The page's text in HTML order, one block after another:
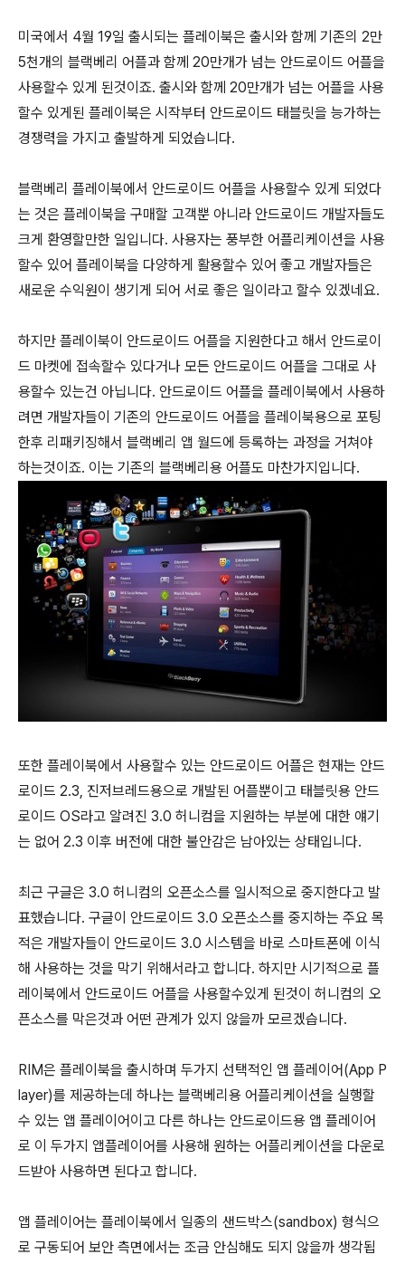
미국에서 4월 19일 출시되는 플레이북은 출시와 함께 기존의 2만
5천개의 블랙베리 어플과 함께 20만개가 넘는 안드로이드 어플을
사용할수 있게 된것이죠. 출시와 함께 20만개가 넘는 어플을 사용
할수 있게된 플레이북은 시작부터 안드로이드 태블릿을 능가하는
경쟁력을 가지고 출발하게 되었습니다.
블랙베리 플레이북에서 안드로이드 어플을 사용할수 있게 되었다
는 것은 플레이북을 구매할 고객뿐 아니라 안드로이드 개발자들도
크게 환영할만한 일입니다. 사용자는 풍부한 어플리케이션을 사용
할수 있어 플레이북을 다양하게 활용할수 있어 좋고 개발자들은
새로운 수익원이 생기게 되어 서로 좋은 일이라고 할수 있겠네요.
하지만 플레이북이 안드로이드 어플을 지원한다고 해서 안드로이
드 마켓에 접속할수 있다거나 모든 안드로이드 어플을 그대로 사
용할수 있는건 아닙니다. 안드로이드 어플을 플레이북에서 사용하
려면 개발자들이 기존의 안드로이드 어플을 플레이북용으로 포팅
한후 리패키징해서 블랙베리 앱 월드에 등록하는 과정을 거쳐야
하는것이죠. 이는 기존의 블랙베리용 어플도 마찬가지입니다.
또한 플레이북에서 사용할수 있는 안드로이드 어플은 현재는 안드
로이드 2.3, 진저브레드용으로 개발된 어플뿐이고 태블릿용 안드
로이드 OS라고 알려진 3.0 허니컴을 지원하는 부분에 대한 얘기
는 없어 2.3 이후 버전에 대한 불안감은 남아있는 상태입니다.
최근 구글은 3.0 허니컴의 오픈소스를 일시적으로 중지한다고 발
표했습니다. 구글이 안드로이드 3.0 오픈소스를 중지하는 주요 목
적은 개발자들이 안드로이드 3.0 시스템을 바로 스마트폰에 이식
해 사용하는 것을 막기 위해서라고 합니다. 하지만 시기적으로 플
레이북에서 안드로이드 어플을 사용할수있게 된것이 허니컴의 오
픈소스를 막은것과 어떤 관계가 있지 않을까 모르겠습니다.
RIM은 플레이북을 출시하며 두가지 선택적인 앱 플레이어(App P
layer)를 제공하는데 하나는 블랙베리용 어플리케이션을 실행할
수 있는 앱 플레이어이고 다른 하나는 안드로이드용 앱 플레이어
로 이 두가지 앱플레이어를 사용해 원하는 어플리케이션을 다운로
드받아 사용하면 된다고 합니다.
앱 플레이어는 플레이북에서 일종의 샌드박스(sandbox) 형식으
로 구동되어 보안 측면에서는 조금 안심해도 되지 않을까 생각됩